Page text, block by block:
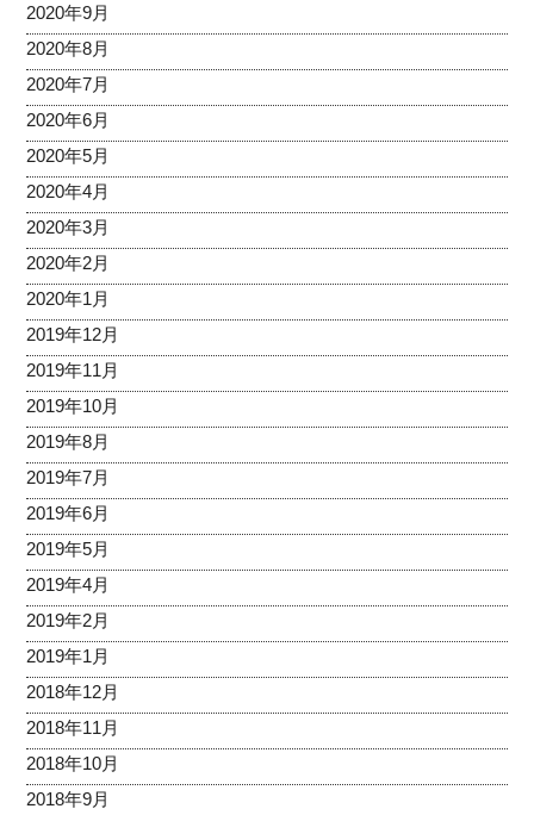
2020年9月
2020年8月
2020年7月
2020年6月
2020年5月
2020年4月
2020年3月
2020年2月
2020年1月
2019年12月
2019年11月
2019年10月
2019年8月
2019年7月
2019年6月
2019年5月
2019年4月
2019年2月
2019年1月
2018年12月
2018年11月
2018年10月
2018年9月